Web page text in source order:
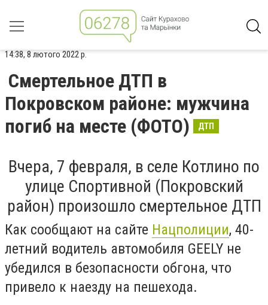
14:38, 8 лютого 2022 р.
Смертельное ДТП в
Покровском районе: мужчина
погиб на месте (ФОТО)
ДТП
Вчера, 7 февраля, в селе Котлино по
улице Спортивной (Покровский
район) произошло смертельное ДТП
Как сообщают на сайте Нацполиции, 40-
летний водитель автомобиля GEELY не
убедился в безопасности обгона, что
привело к наезду на пешехода.